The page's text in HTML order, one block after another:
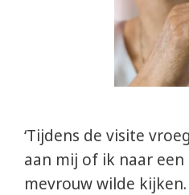
‘Tijdens de visite
aan mij of ik naar
mevrouw wilde